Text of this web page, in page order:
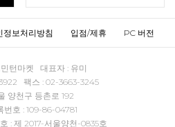
정보처리방침 입점/제휴 PC 버전
턴마켓 대표자 : 유미
팩스 : 02-3663-3245
양천구 등촌로 192
번호 : 109-86-04781
: 제 2017-서울양천-0835호